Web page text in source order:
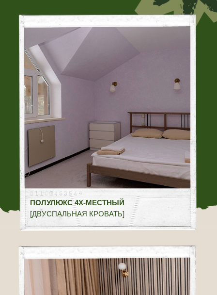
[2 ОТДЕЛЬНЫЕ КРОВАТИ]
КОМФОРТ
[ДВУСПАЛЬНАЯ КРОВАТЬ]